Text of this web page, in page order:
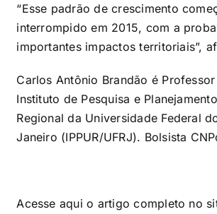
“Esse padrão de crescimento
interrompido em 2015, com a
importantes impactos territoriais”,
Carlos Antônio Brandão é
Instituto de Pesquisa e
Regional da Universidade Federal
Janeiro (IPPUR/UFRJ). Bolsista
Acesse aqui o artigo completo no